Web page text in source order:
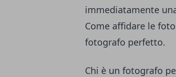
immediatamente
Come affidare le
fotografo perfetto.
Chi è un fotografo